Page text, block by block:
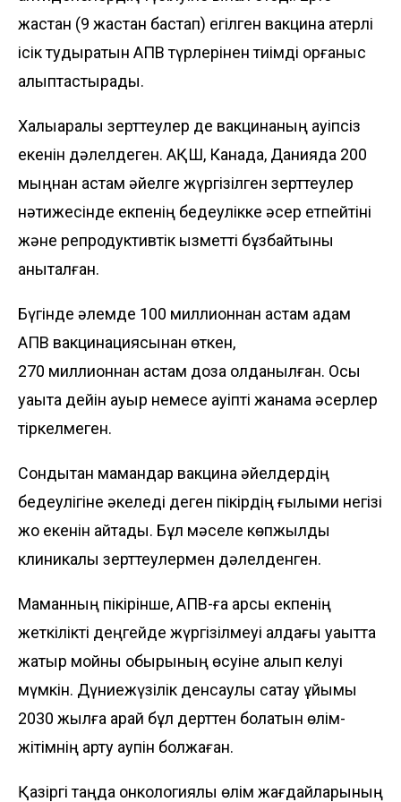
жастан (9 жастан бастап) егілген вакцина қатерлі
ісік тудыратын АПВ түрлерінен тиімді қорғаныс
қалыптастырады.
Халықаралық зерттеулер де вакци­наның қауіпсіз
екенін дәлелдеген. АҚШ, Канада, Данияда 200
мыңнан астам әйелге жүргізілген зерттеулер
нәтижесінде екпенің бедеулікке әсер етпейтіні
және репродуктивтік қызметті бұзбайтыны
анықталған.
Бүгінде әлемде 100 миллионнан астам адам
АПВ вакцинациясынан өткен,
270 миллионнан астам доза қолданыл­ған. Осы
уақытқа дейін ауыр немесе қауіпті жанама әсерлер
тіркелмеген.
Сондықтан мамандар вакцина әйел­дердің
бедеулігіне әкеледі деген пікірдің ғылыми негізі
жоқ екенін айтады. Бұл мәселе көпжылдық
клиникалық зерттеу­лермен дәлелденген.
Маманның пікірінше, АПВ-ға қарсы екпенің
жеткілікті деңгейде жүргізілмеуі алдағы уақытта
жатыр мойны обырының өсуіне алып келуі
мүмкін. Дүниежүзілік денсаулық сақтау ұйымы
2030 жылға қарай бұл дерттен болатын өлім-
жітімнің арту қаупін болжаған.
Қазіргі таңда онкологиялық өлім жағдайларының